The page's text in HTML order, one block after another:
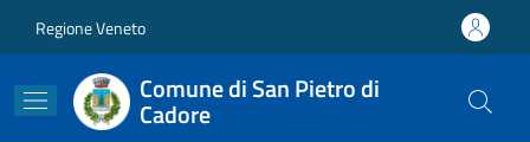
Regione Veneto
Comune di San Pietro di
Cadore